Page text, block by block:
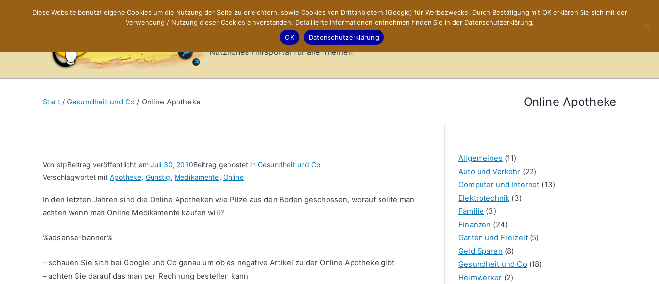
X-Sites.de – Hilfsportal
Nützliches Hilfsportal für alle Themen
Online Apotheke
Start Gesundheit und Co Online Apotheke
Von stpBeitrag veröffentlicht am Juli 30, 2010Beitrag gepostet in Gesundheit und Co
Verschlagwortet mitApotheke, Günstig, Medikamente, Online
In den letzten Jahren sind die Online Apotheken wie Pilze aus den Boden geschossen, worauf sollte man
achten wenn man Online Medikamente kaufen will?
%adsense-banner%
– schauen Sie sich bei Google und Co genau um ob es negative Artikel zu der Online Apotheke gibt
– achten Sie darauf das man per Rechnung bestellen kann
Allgemeines (11)
Auto und Verkehr (22)
Computer und Internet (13)
Elektrotechnik (3)
Familie (3)
Finanzen (24)
Garten und Freizeit(5)
Geld Sparen (8)
Gesundheit und Co(18)
Heimwerker (2)
Diese Website benutzt eigene Cookies um die Nutzung der Seite zu erleichtern, sowie Cookies von Drittanbietern (Google) für Werbezwecke. Durch Bestätigung mit OK erklären Sie sich mit der
Verwendung / Nutzung dieser Cookies einverstanden. Detaillierte Informationen entnehmen finden Sie in der Datenschutzerklärung.
OK
Datenschutzerklärung